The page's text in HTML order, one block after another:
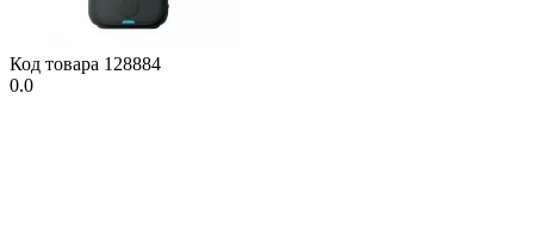
Код товара 128884
0.0